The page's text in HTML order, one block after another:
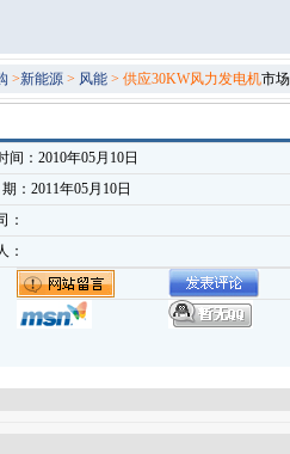
>新能源 > 风能 > 供应30KW风力发电机市场
间：2010年05月10日
：2011年05月10日
：